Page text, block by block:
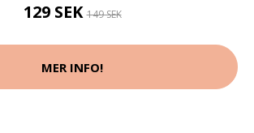
129 SEK149 SEK
MER INFO!